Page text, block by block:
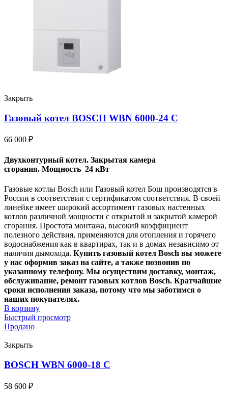
Закрыть
Газовый котел BOSCH WBN 6000-24 С
66 000 ₽
Двухконтурный котел. Закрытая камера
сгорания. Мощность 24 кВт
Газовые котлы Bosch или Газовый котел Бош производятся в
России в соответствии с сертификатом соответствия. В своей
линейке имеет широкий ассортимент газовых настенных
котлов различной мощности с открытой и закрытой камерой
сгорания. Простота монтажа, высокий коэффициент
полезного действия, применяются для отопления и горячего
водоснабжения как в квартирах, так и в домах независимо от
наличия дымохода. Купить газовый котел Bosch вы можете
у нас оформив заказ на сайте, а также позвонив по
указанному телефону. Мы осуществим доставку, монтаж,
обслуживание, ремонт газовых котлов Bosch. Кратчайшие
сроки исполнения заказа, потому что мы заботимся о
наших покупателях.
В корзину
Быстрый просмотр
Продано
Закрыть
BOSCH WBN 6000-18 С
58 600 ₽